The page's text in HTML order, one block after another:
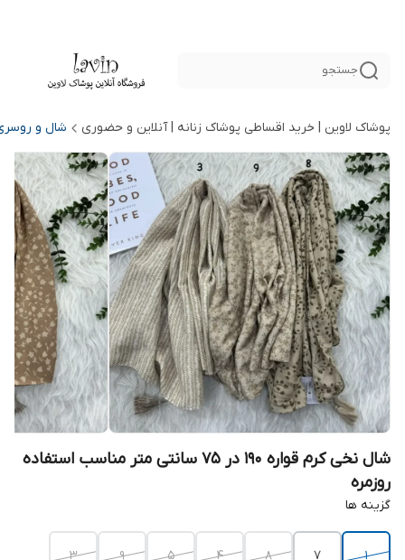
جستجو
پوشاک لاوین | خرید اقساطی پوشاک زنانه | آنلاین و حضوری شال و
شال نخی کرم قواره 190 در 75 سانتی متر مناسب استفاده
روزمره
گزینه ها
1
7
8
4
5
9
3